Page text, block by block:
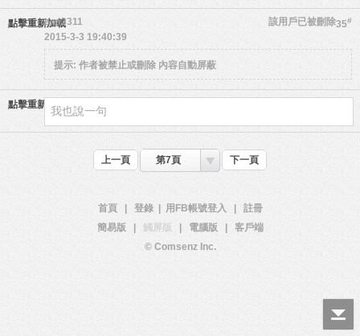
點擊重新加載 35#
exa3311
該用戶已被刪除
2015-3-3 19:40:39
提示: 作者被禁止或刪除 內容自動屏蔽
點擊重新加載
上一頁 第7頁 下一頁
首頁 登錄 用FB帳號登入
註冊
簡易版
觸屏版 電腦版
客戶端
© Comsenz Inc.